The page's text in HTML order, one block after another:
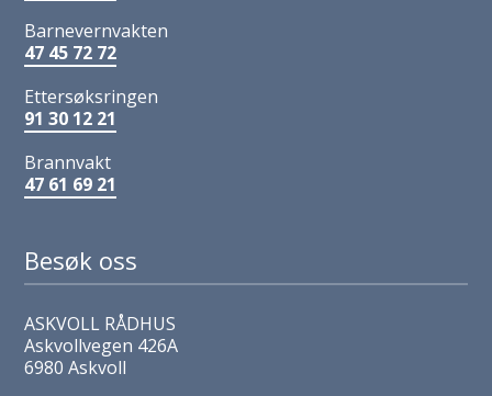
Barnevernvakten
47 45 72 72
Ettersøksringen
91 30 12 21
Brannvakt
47 61 69 21
Besøk oss
ASKVOLL RÅDHUS
Askvollvegen 426A
6980 Askvoll